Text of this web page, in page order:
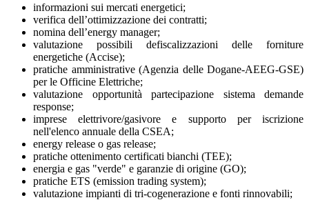
informazioni sui mercati energetici;
verifica dell’ottimizzazione dei contratti;
nomina dell’energy manager;
valutazione possibili defiscalizzazioni delle forniture
energetiche (Accise);
pratiche amministrative (Agenzia delle Dogane-AEEG-GSE)
per le Officine Elettriche;
valutazione opportunità partecipazione sistema demande
response;
imprese elettrivore/gasivore e supporto per iscrizione
nell'elenco annuale della CSEA;
energy release o gas release;
pratiche ottenimento certificati bianchi (TEE);
energia e gas "verde" e garanzie di origine (GO);
pratiche ETS (emission trading system);
valutazione impianti di tri-cogenerazione e fonti rinnovabili;